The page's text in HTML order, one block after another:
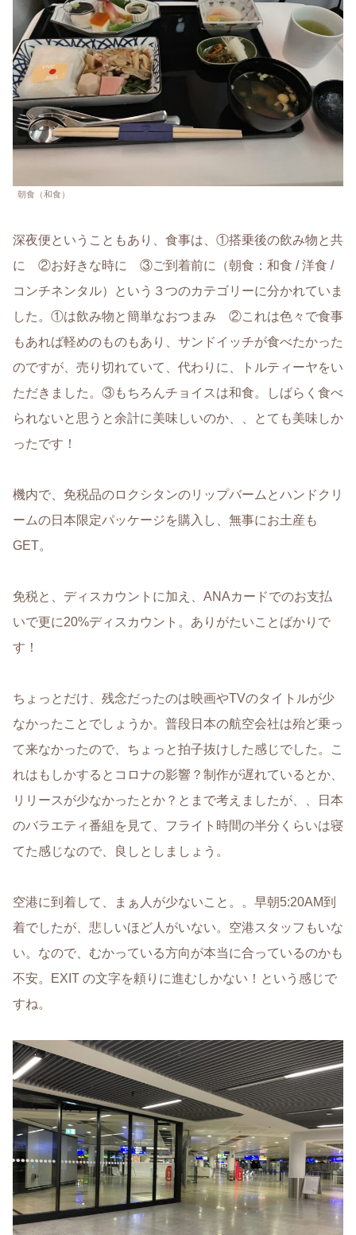
朝食（和食）
深夜便ということもあり、食事は、①搭乗後の飲み物と共
に ②お好きな時に ③ご到着前に（朝食：和食 / 洋食 /
コンチネンタル）という３つのカテゴリーに分かれていま
した。①は飲み物と簡単なおつまみ ②これは色々で食事
もあれば軽めのものもあり、サンドイッチが食べたかった
のですが、売り切れていて、代わりに、トルティーヤをい
ただきました。③もちろんチョイスは和食。しばらく食べ
られないと思うと余計に美味しいのか、、とても美味しか
ったです！
機内で、免税品のロクシタンのリップバームとハンドクリ
ームの日本限定パッケージを購入し、無事にお土産も
GET。
免税と、ディスカウントに加え、ANAカードでのお支払
いで更に20%ディスカウント。ありがたいことばかりで
す！
ちょっとだけ、残念だったのは映画やTVのタイトルが少
なかったことでしょうか。普段日本の航空会社は殆ど乗っ
て来なかったので、ちょっと拍子抜けした感じでした。こ
れはもしかするとコロナの影響？制作が遅れているとか、
リリースが少なかったとか？とまで考えましたが、、日本
のバラエティ番組を見て、フライト時間の半分くらいは寝
てた感じなので、良しとしましょう。
空港に到着して、まぁ人が少ないこと。。早朝5:20AM到
着でしたが、悲しいほど人がいない。空港スタッフもいな
い。なので、むかっている方向が本当に合っているのかも
不安。EXIT の文字を頼りに進むしかない！という感じで
すね。